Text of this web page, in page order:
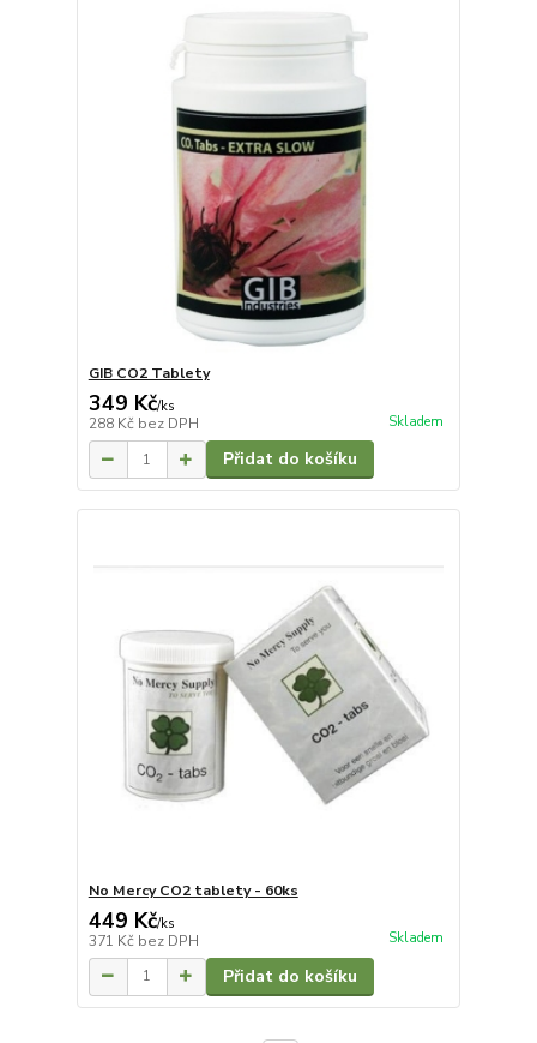
GIB CO2 Tablety
349 Kč/ks
288 Kč bez DPH Skladem
Přidat do košíku
No Mercy CO2 tablety - 60ks
449 Kč/ks
371 Kč bez DPH Skladem
Přidat do košíku